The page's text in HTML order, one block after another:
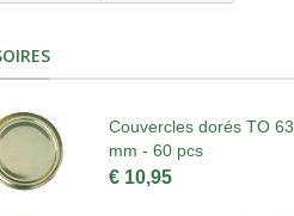
Couvercles dorés TO 63
mm - 60 pcs
€ 10,95